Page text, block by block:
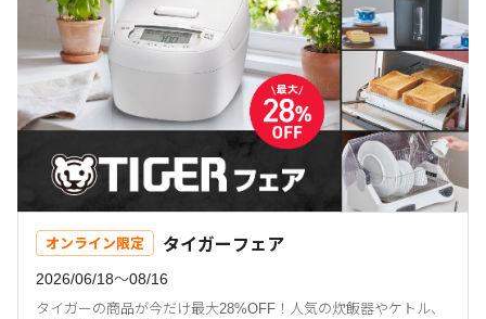
オンライン限定 タイガーフェア
2026/06/18〜08/16
タイガーの商品が今だけ最大28%OFF！人気の炊飯器やケトル、